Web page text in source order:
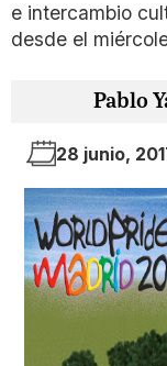
e intercambio
desde el
Pablo
28 junio,